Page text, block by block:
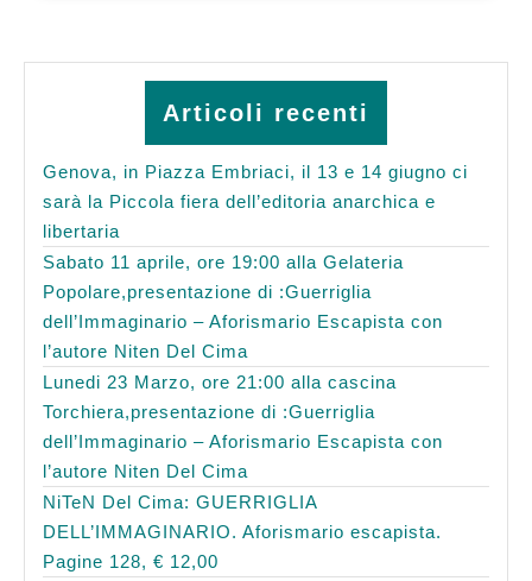
Articoli recenti
Genova, in Piazza Embriaci, il 13 e 14 giugno ci
sarà la Piccola fiera dell’editoria anarchica e
libertaria
Sabato 11 aprile, ore 19:00 alla Gelateria
Popolare,presentazione di :Guerriglia
dell’Immaginario – Aforismario Escapista con
l’autore Niten Del Cima
Lunedi 23 Marzo, ore 21:00 alla cascina
Torchiera,presentazione di :Guerriglia
dell’Immaginario – Aforismario Escapista con
l’autore Niten Del Cima
NiTeN Del Cima: GUERRIGLIA
DELL’IMMAGINARIO. Aforismario escapista.
Pagine 128, € 12,00